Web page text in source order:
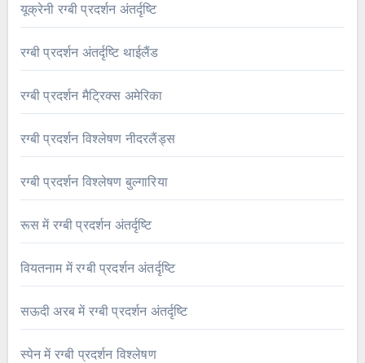
यूक्रेनी रग्बी प्रदर्शन अंतर्दृष्टि
रग्बी प्रदर्शन अंतर्दृष्टि थाईलैंड
रग्बी प्रदर्शन मैट्रिक्स अमेरिका
रग्बी प्रदर्शन विश्लेषण नीदरलैंड्स
रग्बी प्रदर्शन विश्लेषण बुल्गारिया
रूस में रग्बी प्रदर्शन अंतर्दृष्टि
वियतनाम में रग्बी प्रदर्शन अंतर्दृष्टि
सऊदी अरब में रग्बी प्रदर्शन अंतर्दृष्टि
स्पेन में रग्बी प्रदर्शन विश्लेषण